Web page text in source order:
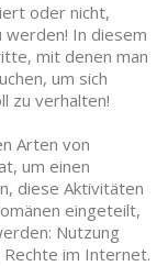
oder nicht,
werden! In diesem
mit denen man
um sich
zu verhalten!
Arten von
um einen
diese Aktivitäten
eingeteilt,
Nutzung
im Internet.